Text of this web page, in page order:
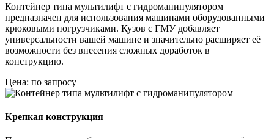
Контейнер типа мультилифт с гидроманипулятором
предназначен для использования машинами оборудованными
крюковыми погрузчиками. Кузов с ГМУ добавляет
универсальности вашей машине и значительно расширяет её
возможности без внесения сложных доработок в
конструкцию.
Цена: по запросу
Крепкая конструкция